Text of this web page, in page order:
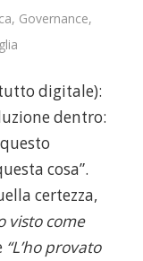
, Governance,
digitale):
dentro:
cosa”.
certezza,
visto come
“L’ho provato